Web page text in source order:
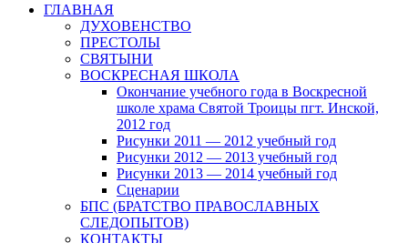
ГЛАВНАЯ
ДУХОВЕНСТВО
ПРЕСТОЛЫ
СВЯТЫНИ
ВОСКРЕСНАЯ ШКОЛА
Окончание учебного года в Воскресной
школе храма Святой Троицы пгт. Инской,
2012 год
Рисунки 2011 — 2012 учебный год
Рисунки 2012 — 2013 учебный год
Рисунки 2013 — 2014 учебный год
Сценарии
БПС (БРАТСТВО ПРАВОСЛАВНЫХ
СЛЕДОПЫТОВ)
КОНТАКТЫ